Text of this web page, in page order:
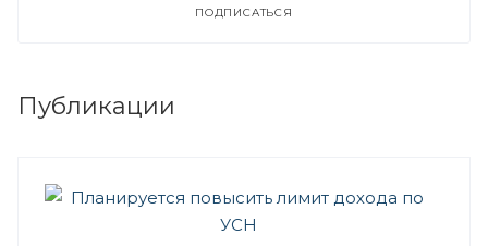
ПОДПИСАТЬСЯ
Публикации